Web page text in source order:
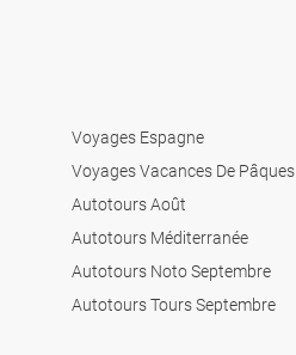
Voyages Espagne
Voyages Vacances De Pâques
Autotours Août
Autotours Méditerranée
Autotours Noto Septembre
Autotours Tours Septembre